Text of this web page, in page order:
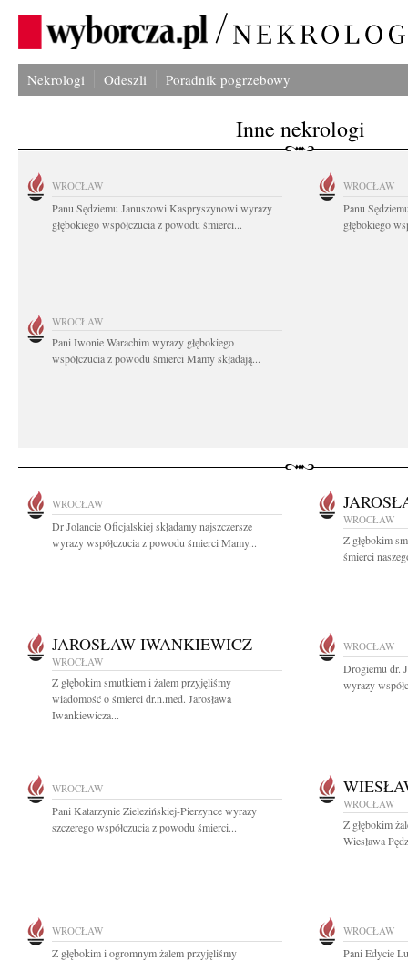
Nekrologi Odeszli Poradnik pogrzebowy
Inne nekrologi
WROCŁAW
Panu Sędziemu Januszowi Kaspryszynowi wyrazy
głębokiego współczucia z powodu śmierci...
WROCŁAW
Panu
głębokiego
WROCŁAW
Pani Iwonie Warachim wyrazy głębokiego
współczucia z powodu śmierci Mamy składają...
WROCŁAW
Dr Jolancie Oficjalskiej składamy najszczersze
wyrazy współczucia z powodu śmierci Mamy...
WROCŁAW
Z głębokim
śmierci
JAROSŁAW IWANKIEWICZ
WROCŁAW
Z głębokim smutkiem i żalem przyjęliśmy
wiadomość o śmierci dr.n.med. Jarosława
Iwankiewicza...
WROCŁAW
Drogiemu dr.
wyrazy
WROCŁAW
Pani Katarzynie Zielezińskiej-Pierzynce wyrazy
szczerego współczucia z powodu śmierci...
WROCŁAW
Z głębokim
Wiesława
WROCŁAW
Z głębokim i ogromnym żalem przyjęliśmy
WROCŁAW
Pani Edycie